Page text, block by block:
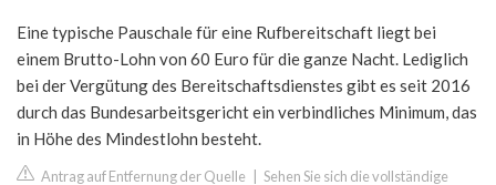
Eine typische Pauschale für eine Rufbereitschaft liegt bei
einem Brutto-Lohn von 60 Euro für die ganze Nacht. Lediglich
bei der Vergütung des Bereitschaftsdienstes gibt es seit 2016
durch das Bundesarbeitsgericht ein verbindliches Minimum, das
in Höhe des Mindestlohn besteht.
Antrag auf Entfernung der Quelle Sehen Sie sich die vollständige